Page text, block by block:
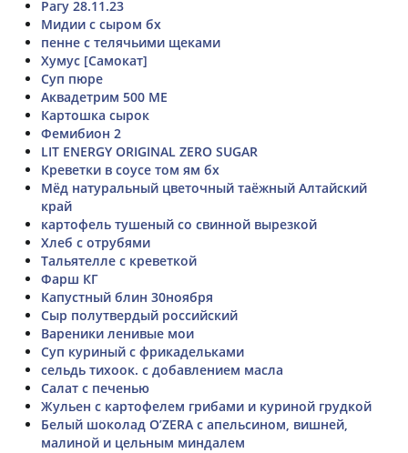
Рагу 28.11.23
Мидии с сыром бх
пенне с телячьими щеками
Хумус [Самокат]
Суп пюре
Аквадетрим 500 МЕ
Картошка сырок
Фемибион 2
LIT ENERGY ORIGINAL ZERO SUGAR
Креветки в соусе том ям бх
Мёд натуральный цветочный таёжный Алтайский
край
картофель тушеный со свинной вырезкой
Хлеб с отрубями
Тальятелле с креветкой
Фарш КГ
Капустный блин 30ноября
Сыр полутвердый российский
Вареники ленивые мои
Суп куриный с фрикадельками
сельдь тихоок. с добавлением масла
Салат с печенью
Жульен с картофелем грибами и куриной грудкой
Белый шоколад O’ZERA с апельсином, вишней,
малиной и цельным миндалем